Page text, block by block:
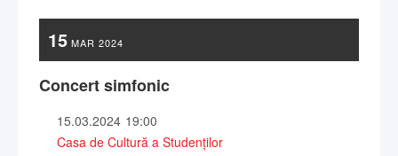
15 MAR 2024
Concert simfonic
15.03.2024 19:00
Casa de Cultură a Studenților